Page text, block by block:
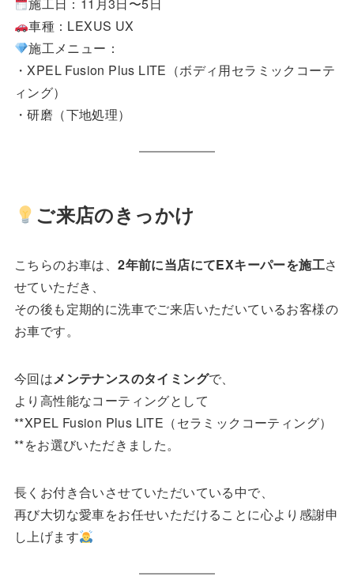
施工日：11月3日〜5日
車種：LEXUS UX
施工メニュー：
・XPEL Fusion Plus LITE（ボディ用セラミックコーテ
ィング）
・研磨（下地処理）
ご来店のきっかけ
こちらのお車は、2年前に当店にてEXキーパーを施工さ
せていただき、
その後も定期的に洗車でご来店いただいているお客様の
お車です。
今回はメンテナンスのタイミングで、
より高性能なコーティングとして
**XPEL Fusion Plus LITE（セラミックコーティング）
**をお選びいただきました。
長くお付き合いさせていただいている中で、
再び大切な愛車をお任せいただけることに心より感謝申
し上げます